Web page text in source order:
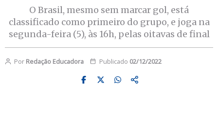
O Brasil, mesmo sem marcar gol, está
classificado como primeiro do grupo, e joga na
segunda-feira (5), às 16h, pelas oitavas de final
Por Redação Educadora Publicado 02/12/2022